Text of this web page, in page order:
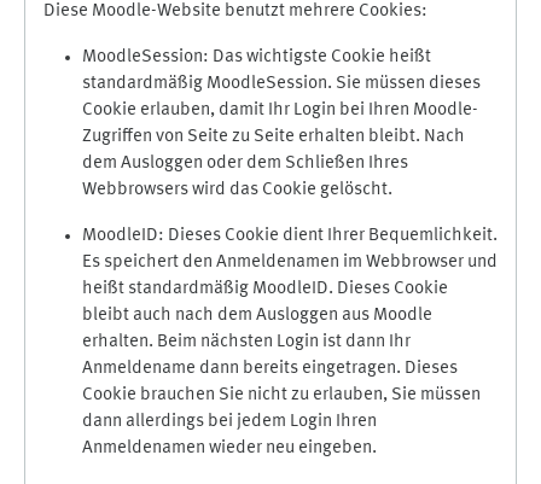
Diese Moodle-Website benutzt mehrere Cookies:
MoodleSession: Das wichtigste Cookie heißt
standardmäßig MoodleSession. Sie müssen dieses
Cookie erlauben, damit Ihr Login bei Ihren Moodle-
Zugriffen von Seite zu Seite erhalten bleibt. Nach
dem Ausloggen oder dem Schließen Ihres
Webbrowsers wird das Cookie gelöscht.
MoodleID: Dieses Cookie dient Ihrer Bequemlichkeit.
Es speichert den Anmeldenamen im Webbrowser und
heißt standardmäßig MoodleID. Dieses Cookie
bleibt auch nach dem Ausloggen aus Moodle
erhalten. Beim nächsten Login ist dann Ihr
Anmeldename dann bereits eingetragen. Dieses
Cookie brauchen Sie nicht zu erlauben, Sie müssen
dann allerdings bei jedem Login Ihren
Anmeldenamen wieder neu eingeben.